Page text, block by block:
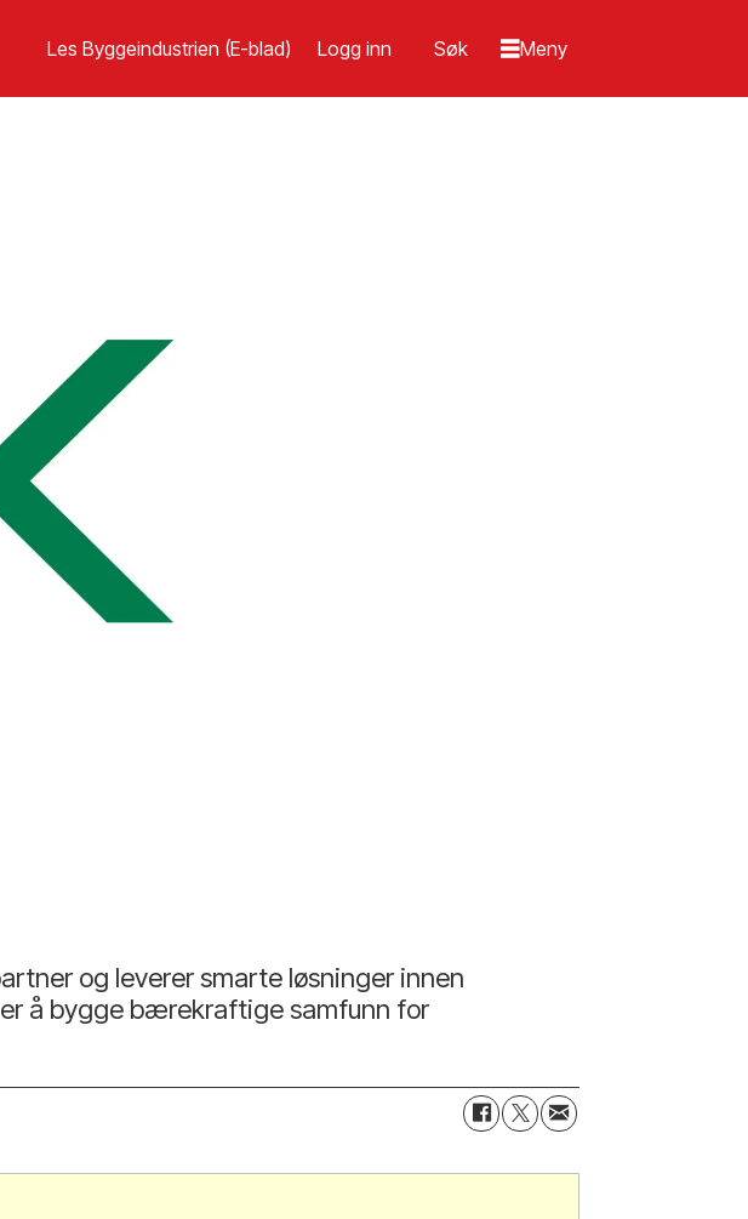
Les Byggeindustrien (E-blad) Logg inn
og leverer smarte løsninger innen
å bygge bærekraftige samfunn for